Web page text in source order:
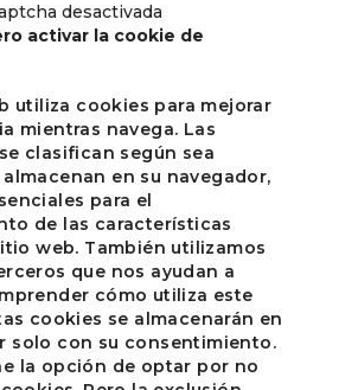
desactivada
activar la cookie de
utiliza cookies para mejorar
mientras navega. Las
clasifican según sea
en su navegador,
para el
de las características
web. También utilizamos
que nos ayudan a
cómo utiliza este
cookies se almacenarán en
solo con su consentimiento.
la opción de optar por no